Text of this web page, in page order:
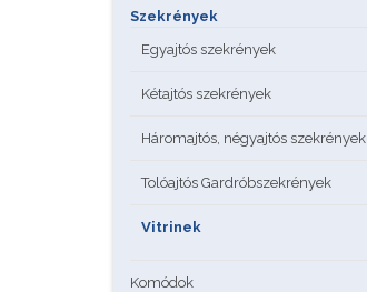
Szekrények
Egyajtós szekrények
Kétajtós szekrények
Háromajtós, négyajtós szekrények
Tolóajtós Gardróbszekrények
Vitrinek
Komódok